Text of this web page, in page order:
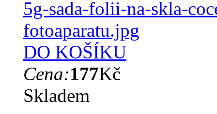
DO KOŠÍKU
Cena:177Kč
Skladem